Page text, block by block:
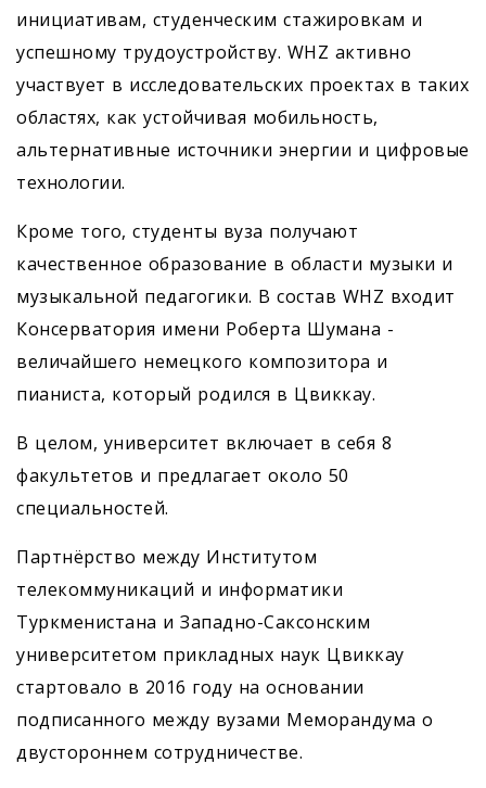
инициативам, студенческим стажировкам и
успешному трудоустройству. WHZ активно
участвует в исследовательских проектах в таких
областях, как устойчивая мобильность,
альтернативные источники энергии и цифровые
технологии.
Кроме того, студенты вуза получают
качественное образование в области музыки и
музыкальной педагогики. В состав WHZ входит
Консерватория имени Роберта Шумана -
величайшего немецкого композитора и
пианиста, который родился в Цвиккау.
В целом, университет включает в себя 8
факультетов и предлагает около 50
специальностей.
Партнёрство между Институтом
телекоммуникаций и информатики
Туркменистана и Западно-Саксонским
университетом прикладных наук Цвиккау
стартовало в 2016 году на основании
подписанного между вузами Меморандума о
двустороннем сотрудничестве.